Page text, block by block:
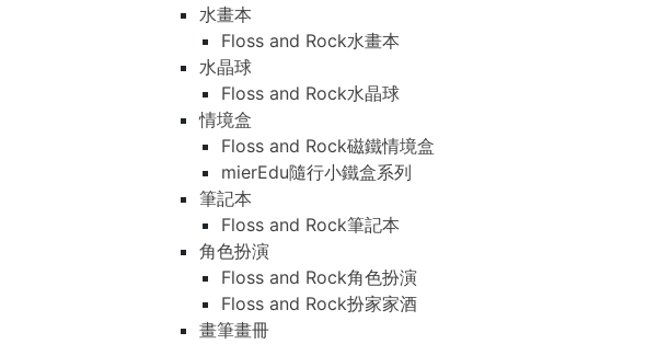
水畫本
Floss and Rock水畫本
水晶球
Floss and Rock水晶球
情境盒
Floss and Rock磁鐵情境盒
mierEdu隨行小鐵盒系列
筆記本
Floss and Rock筆記本
角色扮演
Floss and Rock角色扮演
Floss and Rock扮家家酒
畫筆畫冊